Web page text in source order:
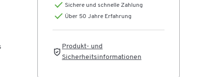
Sichere und schnelle Zahlung
Über 50 Jahre Erfahrung
Produkt- und
Sicherheitsinformationen